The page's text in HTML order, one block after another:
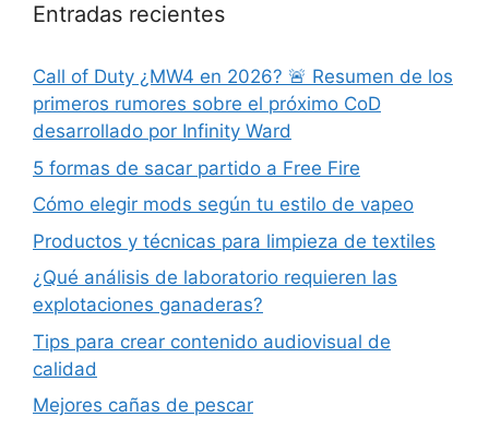
Entradas recientes
Call of Duty ¿MW4 en 2026? 🚨 Resumen de los
primeros rumores sobre el próximo CoD
desarrollado por Infinity Ward
5 formas de sacar partido a Free Fire
Cómo elegir mods según tu estilo de vapeo
Productos y técnicas para limpieza de textiles
¿Qué análisis de laboratorio requieren las
explotaciones ganaderas?
Tips para crear contenido audiovisual de
calidad
Mejores cañas de pescar